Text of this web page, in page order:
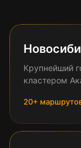
Крупнейший
кластером
20+